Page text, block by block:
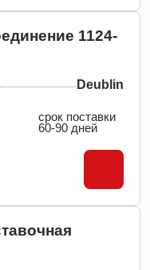
1124-
Deublin
срок поставки
60-90 дней